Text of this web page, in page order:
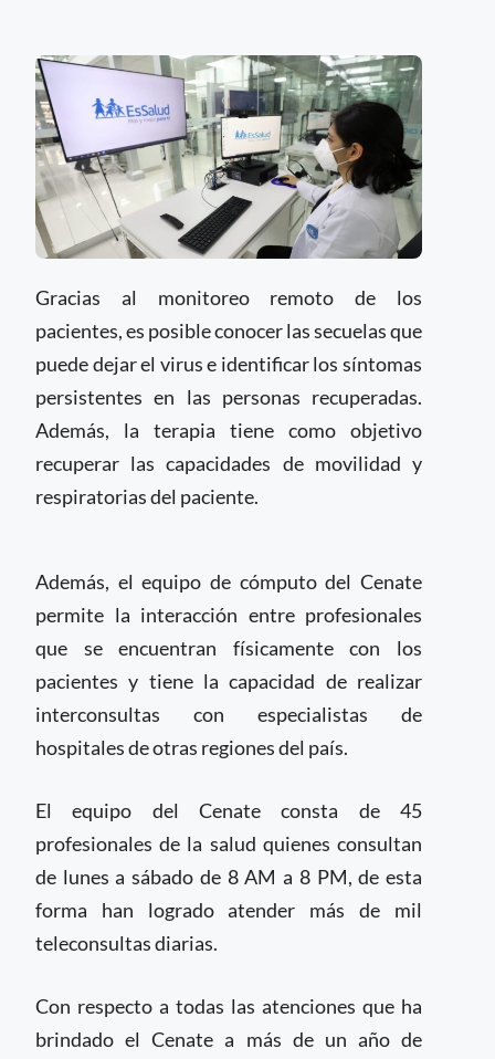
Gracias al monitoreo remoto de los
pacientes, es posible conocer las secuelas que
puede dejar el virus e identificar los síntomas
persistentes en las personas recuperadas.
Además, la terapia tiene como objetivo
recuperar las capacidades de movilidad y
respiratorias del paciente.
Además, el equipo de cómputo del Cenate
permite la interacción entre profesionales
que se encuentran físicamente con los
pacientes y tiene la capacidad de realizar
interconsultas con especialistas de
hospitales de otras regiones del país.
El equipo del Cenate consta de 45
profesionales de la salud quienes consultan
de lunes a sábado de 8 AM a 8 PM, de esta
forma han logrado atender más de mil
teleconsultas diarias.
Con respecto a todas las atenciones que ha
brindado el Cenate a más de un año de